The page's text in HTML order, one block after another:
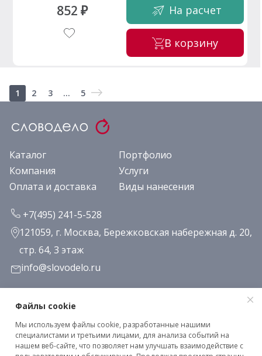
852 ₽ На расчет
В корзину
1 2 3 ... 5
Каталог
Портфолио
Компания
Услуги
Оплата и доставка
Виды нанесения
+7(495) 241-5-528
121059, г. Москва, Бережковская набережная д. 20,
стр. 64, 3 этаж
info@slovodelo.ru
Заказать звонок
Подписаться на рассылку
Файлы cookie
Мы используем файлы cookie, разработанные нашими
специалистами и третьими лицами, для анализа событий на
нашем веб-сайте, что позволяет нам улучшать взаимодействие с